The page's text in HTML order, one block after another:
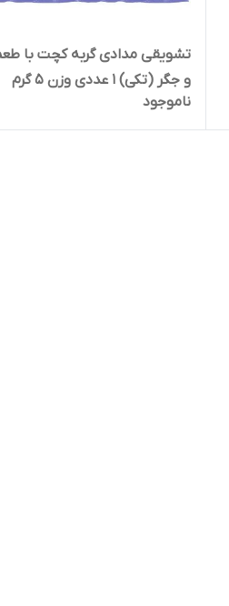
تشویقی مدادی گربه کچت با
و جگر (تکی) 1 عددی وزن 5 گرم
ناموجود